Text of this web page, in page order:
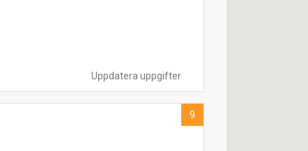
Uppdatera uppgifter
9